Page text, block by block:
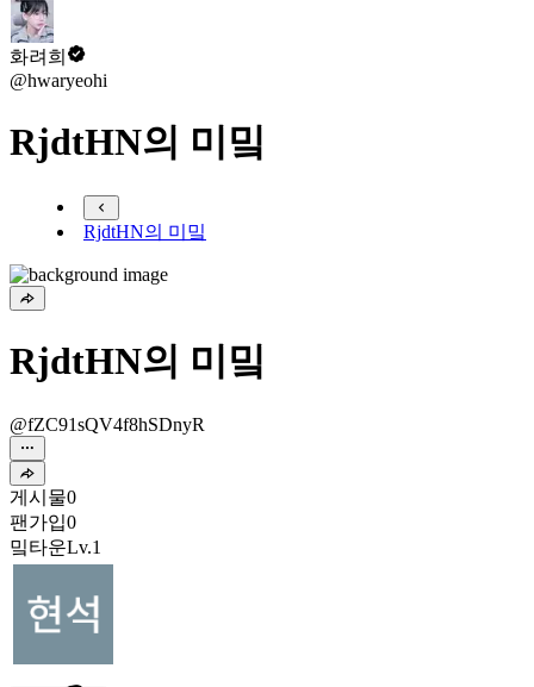
화려희
@hwaryeohi
RjdtHN의 미밐
RjdtHN의 미밐
RjdtHN의 미밐
@fZC91sQV4f8hSDnyR
게시물0
팬가입0
밐타운Lv.1